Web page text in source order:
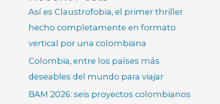
Así es Claustrofobia, el primer thriller
hecho completamente en formato
vertical por una colombiana
Colombia, entre los países más
deseables del mundo para viajar
BAM 2026: seis proyectos colombianos